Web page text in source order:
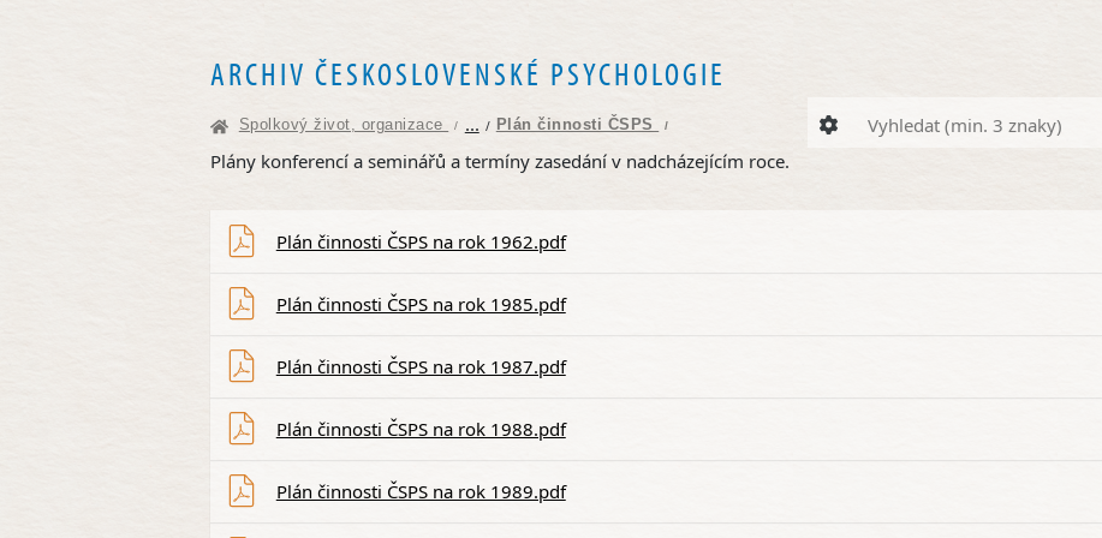
ARCHIV ČESKOSLOVENSKÉ PSYCHOLOGIE
Spolkový život, organizace / ... / Plán činnosti ČSPS /
Plány konferencí a seminářů a termíny zasedání v nadcházejícím roce.
Plán činnosti ČSPS na rok 1962.pdf
Plán činnosti ČSPS na rok 1985.pdf
Plán činnosti ČSPS na rok 1987.pdf
Plán činnosti ČSPS na rok 1988.pdf
Plán činnosti ČSPS na rok 1989.pdf